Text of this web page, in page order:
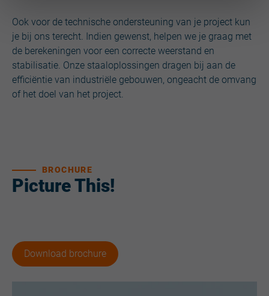
Ook voor de technische ondersteuning van je project kun
je bij ons terecht. Indien gewenst, helpen we je graag met
de berekeningen voor een correcte weerstand en
stabilisatie. Onze staaloplossingen dragen bij aan de
efficiëntie van industriële gebouwen, ongeacht de omvang
of het doel van het project.
Picture This!
BROCHURE
Download brochure